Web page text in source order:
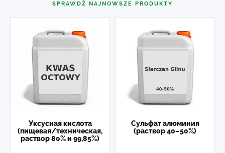
SPRAWDŹ NAJNOWSZE PRODUKTY
Уксусная кислота
(пищевая/техническая,
раствор 80% и 99,85%)
Сульфат алюминия
(раствор 40–50%)